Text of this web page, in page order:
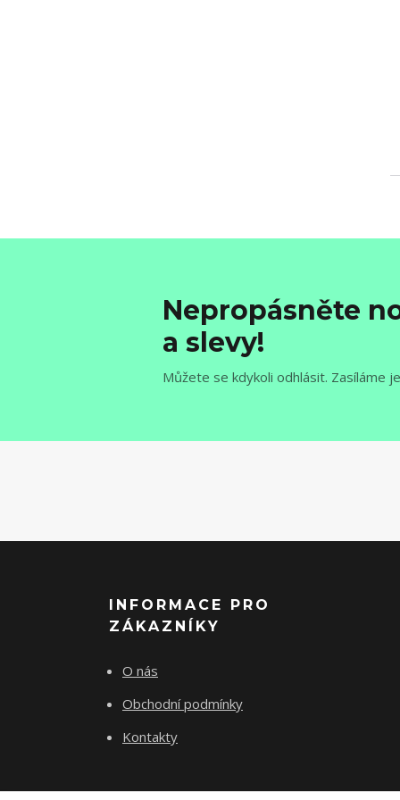
Nepropásněte
a slevy!
Můžete se kdykoli odhlásit. Zasíláme
INFORMACE PRO
ZÁKAZNÍKY
O nás
Obchodní podmínky
Kontakty